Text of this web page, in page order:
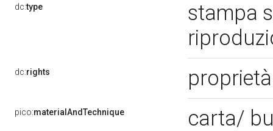
dc:type
stampa
dc:rights
pico:materialAndTechnique carta/